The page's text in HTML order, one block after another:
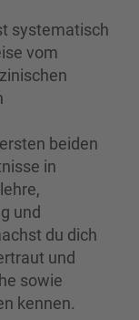
systematisch
vom
beiden
in
und
du dich
und
sowie
kennen.